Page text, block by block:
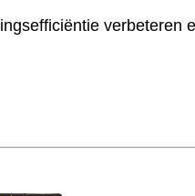
verbeteren